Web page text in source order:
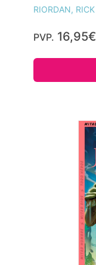
RIORDAN, RICK
PVP. 16,95€